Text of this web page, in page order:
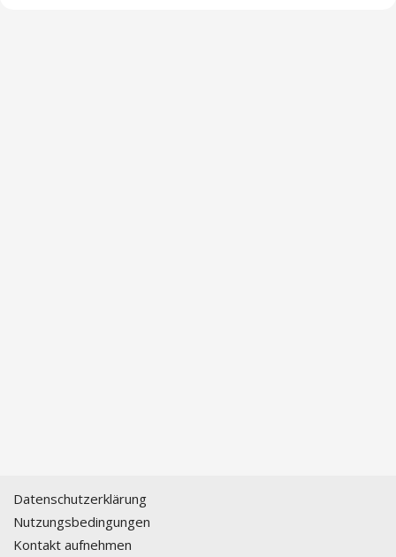
Datenschutzerklärung
Nutzungsbedingungen
Kontakt aufnehmen